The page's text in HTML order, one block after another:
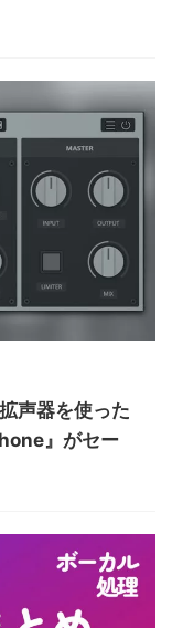
声器を使った
』がセー